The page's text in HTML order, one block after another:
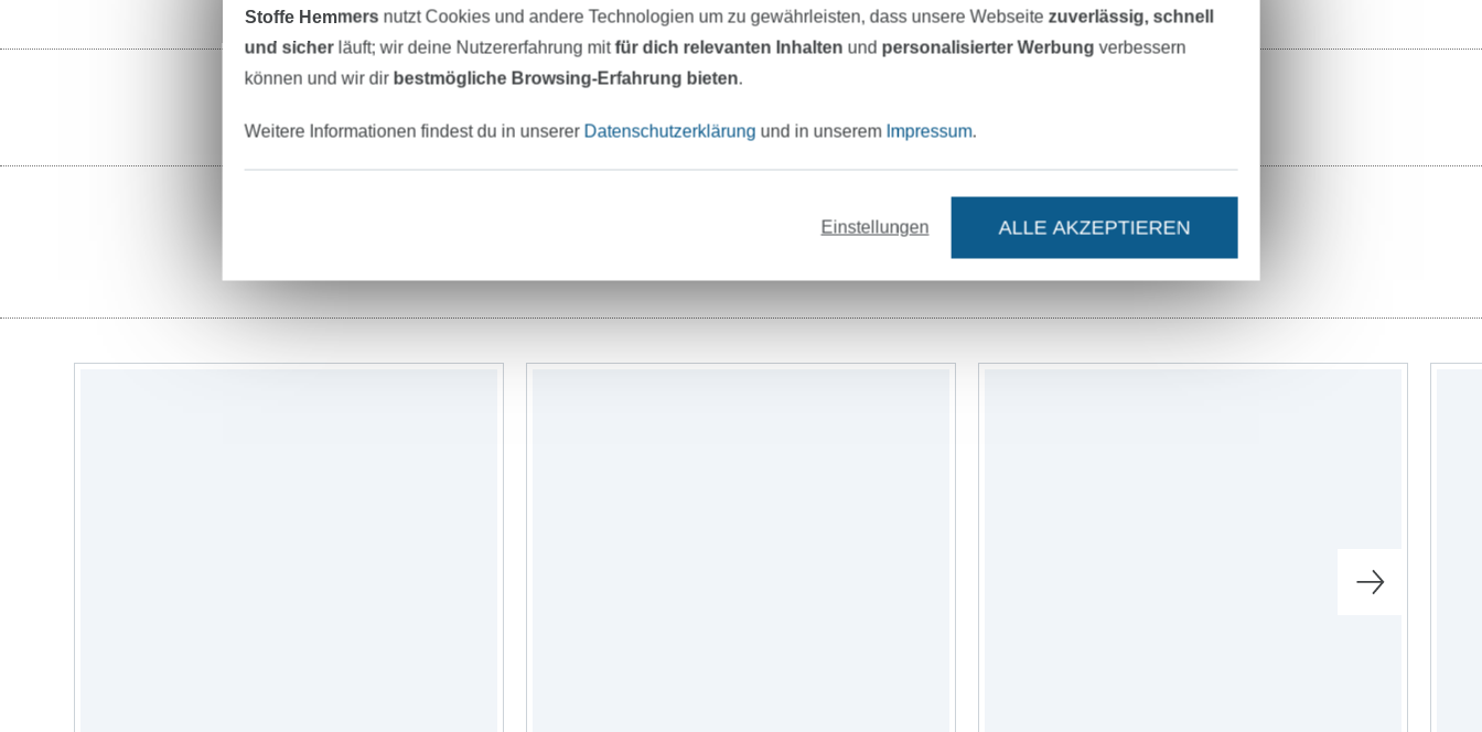
Stoffe Hemmers nutzt Cookies und andere Technologien um zu gewährleisten, dass unsere Webseitezuverlässig, schnell
und sicherläuft; wir deine Nutzererfahrung mitfür dich relevanten Inhalten und personalisierter Werbung verbessern
können und wir dir bestmögliche Browsing-Erfahrung bieten.
Weitere Informationen findest du in unserer Datenschutzerklärung und in unserem Impressum.
Einstellungen ALLE AKZEPTIEREN